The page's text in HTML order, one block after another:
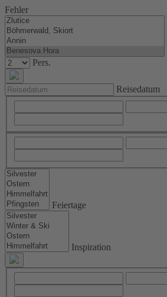
Fehler
Pers.
Reisedatum
Feiertage
Inspiration